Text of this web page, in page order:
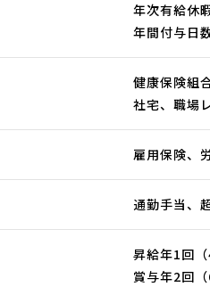
年次有給休
年間付与日
健康保険組
社宅、職場
雇用保険、
通勤手当、
昇給年1回（
賞与年2回（